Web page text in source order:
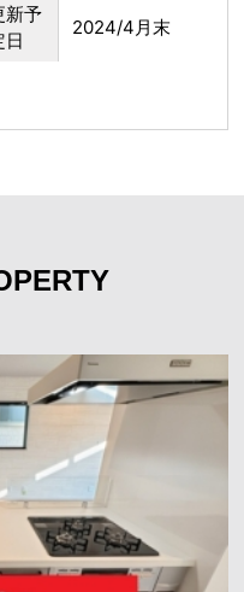
新予
日
2024/4月末